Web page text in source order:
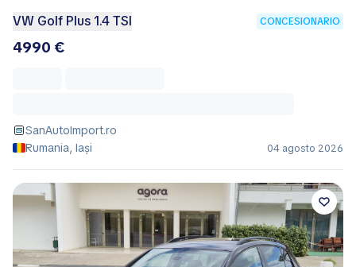
VW Golf Plus 1.4 TSI CONCESIONARIO
4990 €
SanAutoImport.ro
Rumania, Iași
04 agosto 2026